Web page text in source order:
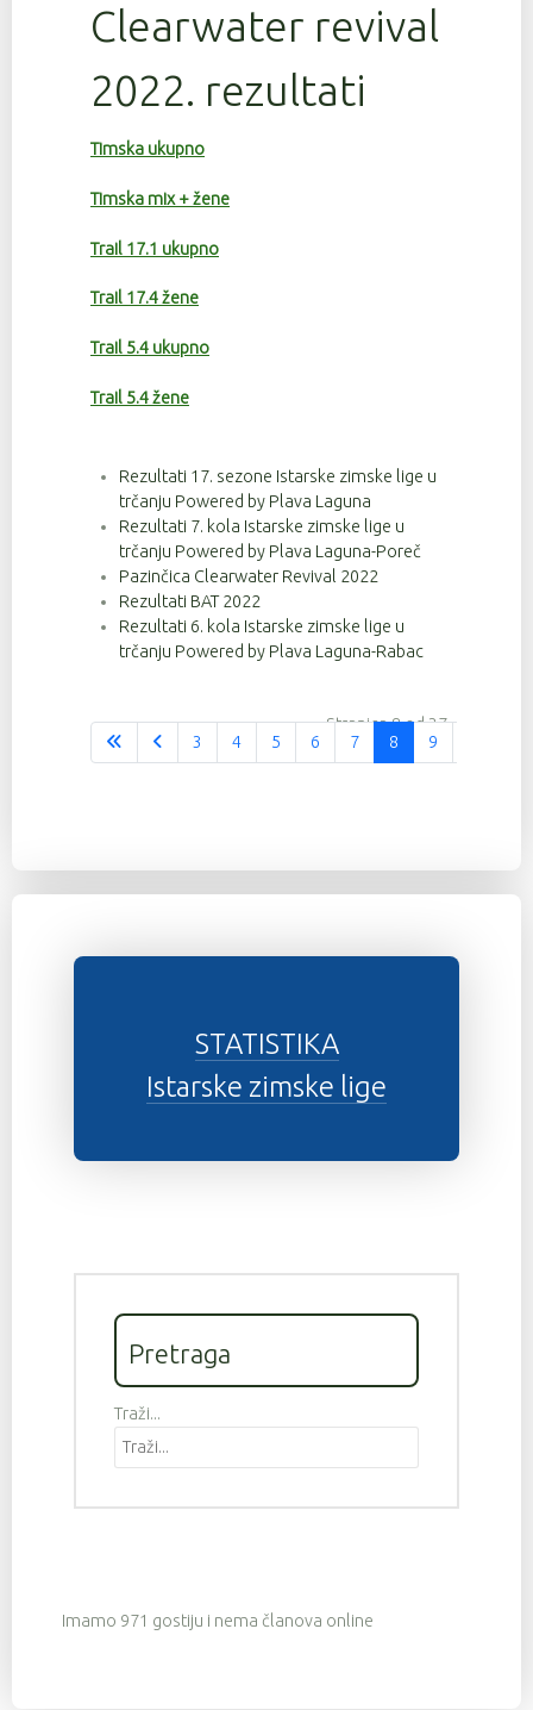
Clearwater revival
2022. rezultati
Timska ukupno
Timska mix + žene
Trail 17.1 ukupno
Trail 17.4 žene
Trail 5.4 ukupno
Trail 5.4 žene
Rezultati 17. sezone Istarske zimske lige u
trčanju Powered by Plava Laguna
Rezultati 7. kola Istarske zimske lige u
trčanju Powered by Plava Laguna-Poreč
Pazinčica Clearwater Revival 2022
Rezultati BAT 2022
Rezultati 6. kola Istarske zimske lige u
trčanju Powered by Plava Laguna-Rabac
Stranica 8 od 37
3
4 5 6 7 8 9
STATISTIKA
Istarske zimske lige
Pretraga
Traži...
Imamo 971 gostiju i nema članova online